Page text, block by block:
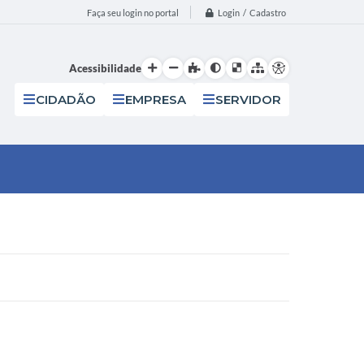
Faça seu login no portal Login / Cadastro
Acessibilidade
CIDADÃO EMPRESA SERVIDOR